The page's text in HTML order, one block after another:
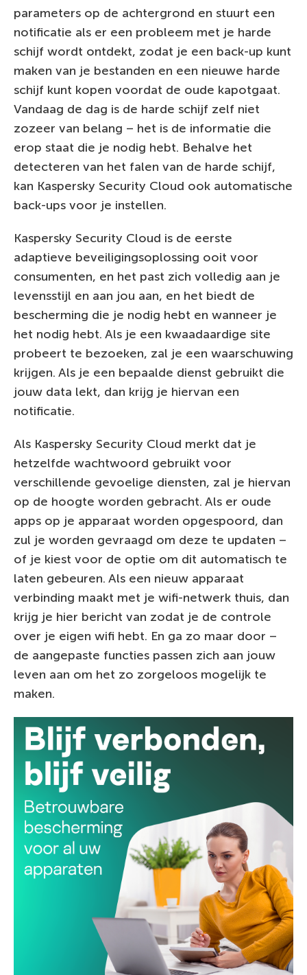
parameters op de achtergrond en stuurt een
notificatie als er een probleem met je harde
schijf wordt ontdekt, zodat je een back-up kunt
maken van je bestanden en een nieuwe harde
schijf kunt kopen voordat de oude kapotgaat.
Vandaag de dag is de harde schijf zelf niet
zozeer van belang – het is de informatie die
erop staat die je nodig hebt. Behalve het
detecteren van het falen van de harde schijf,
kan Kaspersky Security Cloud ook automatische
back-ups voor je instellen.
Kaspersky Security Cloud is de eerste
adaptieve beveiligingsoplossing ooit voor
consumenten, en het past zich volledig aan je
levensstijl en aan jou aan, en het biedt de
bescherming die je nodig hebt en wanneer je
het nodig hebt. Als je een kwaadaardige site
probeert te bezoeken, zal je een waarschuwing
krijgen. Als je een bepaalde dienst gebruikt die
jouw data lekt, dan krijg je hiervan een
notificatie.
Als Kaspersky Security Cloud merkt dat je
hetzelfde wachtwoord gebruikt voor
verschillende gevoelige diensten, zal je hiervan
op de hoogte worden gebracht. Als er oude
apps op je apparaat worden opgespoord, dan
zul je worden gevraagd om deze te updaten –
of je kiest voor de optie om dit automatisch te
laten gebeuren. Als een nieuw apparaat
verbinding maakt met je wifi-netwerk thuis, dan
krijg je hier bericht van zodat je de controle
over je eigen wifi hebt. En ga zo maar door –
de aangepaste functies passen zich aan jouw
leven aan om het zo zorgeloos mogelijk te
maken.